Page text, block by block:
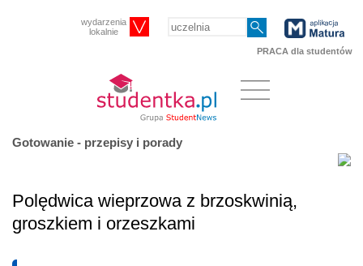
wydarzenia
lokalnie
PRACA dla studentów
Gotowanie - przepisy i porady
Polędwica wieprzowa z brzoskwinią,
groszkiem i orzeszkami